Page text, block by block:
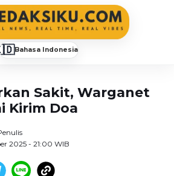
🇮🇩Bahasa Indonesia
Sakit, Warganet
Kirim Doa
2025 - 21:00 WIB